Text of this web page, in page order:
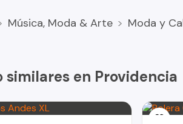
Música, Moda & Arte Moda y
similares en Providencia